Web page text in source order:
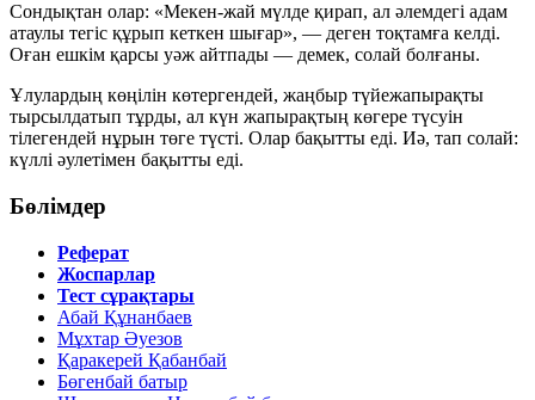
Сондықтан олар: «Мекен-жай мүлде қирап, ал әлемдегі адам
атаулы тегіс құрып кеткен шығар», — деген тоқтамға келді.
Оған ешкім қарсы уәж айтпады — демек, солай болғаны.
Ұлулардың көңілін көтергендей, жаңбыр түйежапырақты
тырсылдатып тұрды, ал күн жапырақтың көгере түсуін
тілегендей нұрын төге түсті. Олар бақытты еді. Иә, тап солай:
күллі әулетімен бақытты еді.
Бөлімдер
Реферат
Жоспарлар
Тест сұрақтары
Абай Құнанбаев
Мұхтар Әуезов
Қаракерей Қабанбай
Бөгенбай батыр